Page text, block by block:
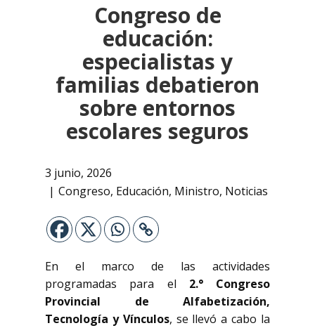
Congreso de
educación:
especialistas y
familias debatieron
sobre entornos
escolares seguros
3 junio, 2026
Congreso, Educación, Ministro, Noticias
En el marco de las actividades
programadas para el 2.° Congreso
Provincial de Alfabetización,
Tecnología y Vínculos, se llevó a cabo la